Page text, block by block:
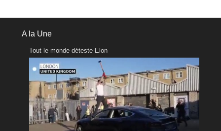
A la Une
Tout le monde déteste Elon